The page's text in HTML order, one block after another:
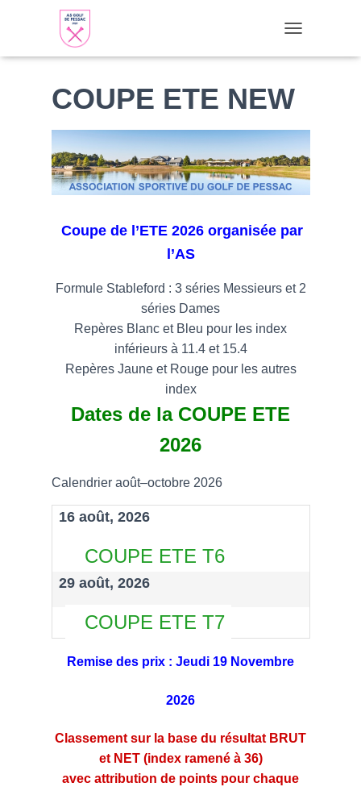
COUPE ETE NEW
Coupe de l’ETE 2026 organisée par
l’AS
Formule Stableford : 3 séries Messieurs et 2
séries Dames
Repères Blanc et Bleu pour les index
inférieurs à 11.4 et 15.4
Repères Jaune et Rouge pour les autres
index
Dates de la COUPE ETE
2026
Calendrier août–octobre 2026
16 août, 2026
COUPE ETE T6
29 août, 2026
COUPE ETE T7
Remise des prix : Jeudi 19 Novembre
2026
Classement sur la base du résultat BRUT
et NET (index ramené à 36)
avec attribution de points pour chaque